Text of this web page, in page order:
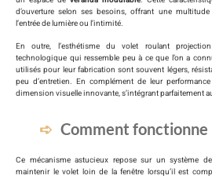
d’ouverture selon ses besoins, offrant une
l’entrée de lumière ou l’intimité.
En outre, l’esthétisme du volet roulant projection
technologique qui ressemble peu à ce que l’on a
utilisés pour leur fabrication sont souvent légers,
peu d’entretien. En complément de leur
dimension visuelle innovante, s’intégrant parfaitement
Comment fonctionne
Ce mécanisme astucieux repose sur un système
maintenir le volet loin de la fenêtre lorsqu’il est